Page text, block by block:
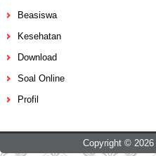
Beasiswa
Kesehatan
Download
Soal Online
Profil
Copyright © 2026